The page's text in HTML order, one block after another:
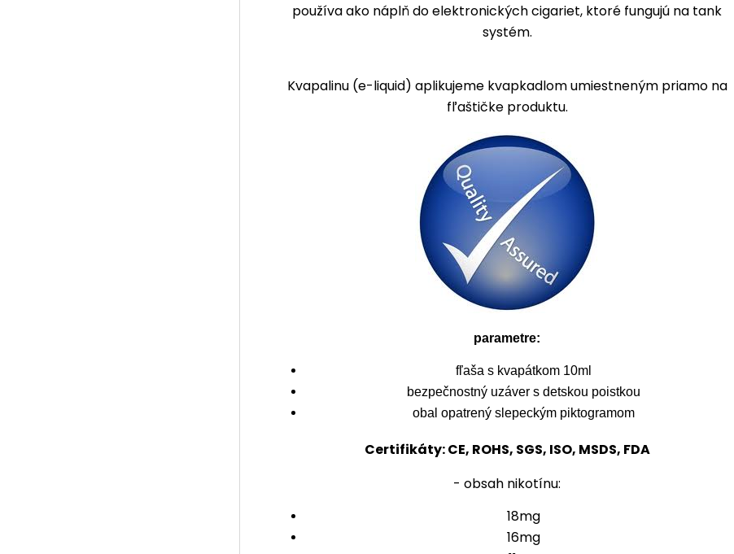
používa ako náplň do elektronických cigariet, ktoré fungujú na tank
systém.
Kvapalinu (e-liquid) aplikujeme kvapkadlom umiestneným priamo na
fľaštičke produktu.
parametre:
fľaša s kvapátkom 10ml
bezpečnostný uzáver s detskou poistkou
obal opatrený slepeckým piktogramom
Certifikáty: CE, ROHS, SGS, ISO, MSDS, FDA
- obsah nikotínu:
18mg
16mg